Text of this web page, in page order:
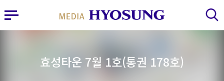
MY FRIEND HYOSUNG
사이드바 열기 검색 레이어 열기
효성타운 7월 1호(통권 178호)